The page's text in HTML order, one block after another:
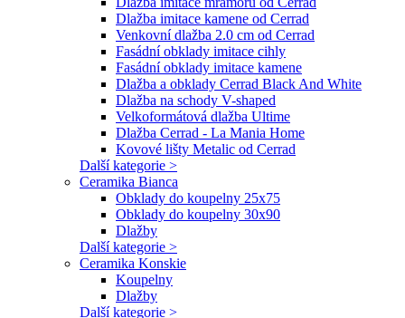
Dlažba imitace kamene od Cerrad
Venkovní dlažba 2.0 cm od Cerrad
Fasádní obklady imitace cihly
Fasádní obklady imitace kamene
Dlažba a obklady Cerrad Black And White
Dlažba na schody V-shaped
Velkoformátová dlažba Ultime
Dlažba Cerrad - La Mania Home
Kovové lišty Metalic od Cerrad
Další kategorie >
Ceramika Bianca
Obklady do koupelny 25x75
Obklady do koupelny 30x90
Dlažby
Další kategorie >
Ceramika Konskie
Koupelny
Dlažby
Další kategorie >